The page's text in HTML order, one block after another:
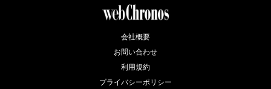
会社概要
お問い合わせ
利用規約
プライバシーポリシー